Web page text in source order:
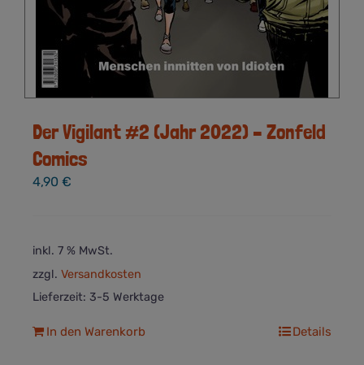
Der Vigilant #2 (Jahr 2022) – Zonfeld
Comics
4,90 €
inkl. 7 % MwSt.
zzgl. Versandkosten
Lieferzeit: 3-5 Werktage
In den Warenkorb Details